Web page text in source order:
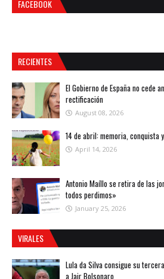
FACEBOOK
RECIENTES
El Gobierno de España no cede
rectificación
August 08, 2026
14 de abril: memoria, conquista
April 14, 2026
Antonio Maíllo se retira de las
todos perdimos»
January 25, 2026
VIRALES
Lula da Silva consigue su
a Jair Bolsonaro